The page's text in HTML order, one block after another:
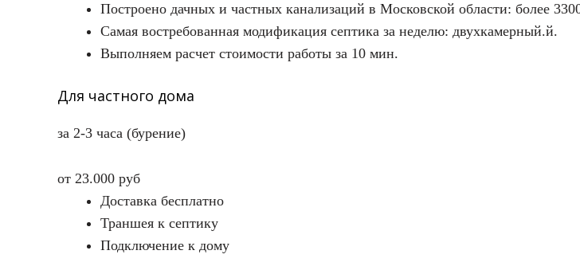
Построено дачных и частных канализаций в Московской области: более
Самая востребованная модификация септика за неделю: двухкамерный.й.
Выполняем расчет стоимости работы за 10 мин.
Для частного дома
за 2-3 часа (бурение)
от 23.000 руб
Доставка бесплатно
Траншея к септику
Подключение к дому